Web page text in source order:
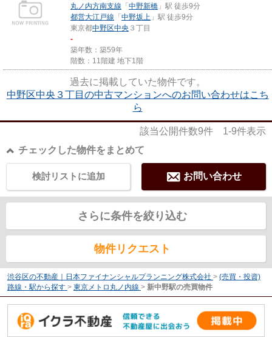
丸ノ内方南支線 「中野新橋 」駅 徒歩9分
都営大江戸線 「中野坂上 」駅 徒歩9分
東京都中野区中央 ３丁目
-
築年数：築59年
階数：11階建 地下1階
過去に掲載していた物件です。
中野区中央３丁目の中古マンションへのお問い合わせはこち
ら
該当公開件数9件 1-9件表示
チェックした物件をまとめて
お問い合わせ
検討リストに追加
さらに条件を絞り込む
物件リクエスト
渋谷区の不動産｜日本ファイナンシャルプランニング株式会社 > (売買・投資)
路線・駅から探す > 東京メトロ丸ノ内線 > 新中野駅の売買物件